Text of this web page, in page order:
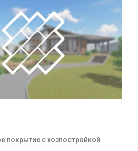
покрытие с хозпостройкой